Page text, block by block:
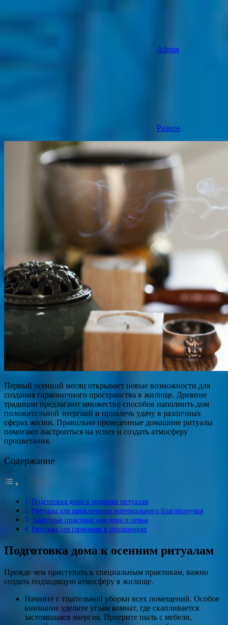
Admin
Разное
Первый осенний месяц открывает новые возможности для
создания гармоничного пространства в жилище. Древние
традиции предлагают множество способов наполнить дом
положительной энергией и привлечь удачу в различных
сферах жизни. Правильно проведенные домашние ритуалы
помогают настроиться на успех и создать атмосферу
процветания.
Содержание
Подготовка дома к осенним ритуалам
Ритуалы для привлечения материального благополучия
Защитные практики для дома и семьи
Ритуалы для гармонии в отношениях
Подготовка дома к осенним ритуалам
Прежде чем приступать к специальным практикам, важно
создать подходящую атмосферу в жилище.
Начните с тщательной уборки всех помещений. Особое
внимание уделите углам комнат, где скапливается
застоявшаяся энергия. Протрите пыль с мебели,